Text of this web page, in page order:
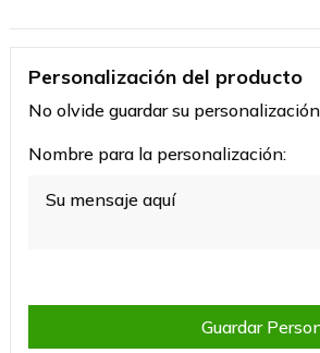
Personalización del producto
No olvide guardar su
Nombre para la personalización:
Guardar